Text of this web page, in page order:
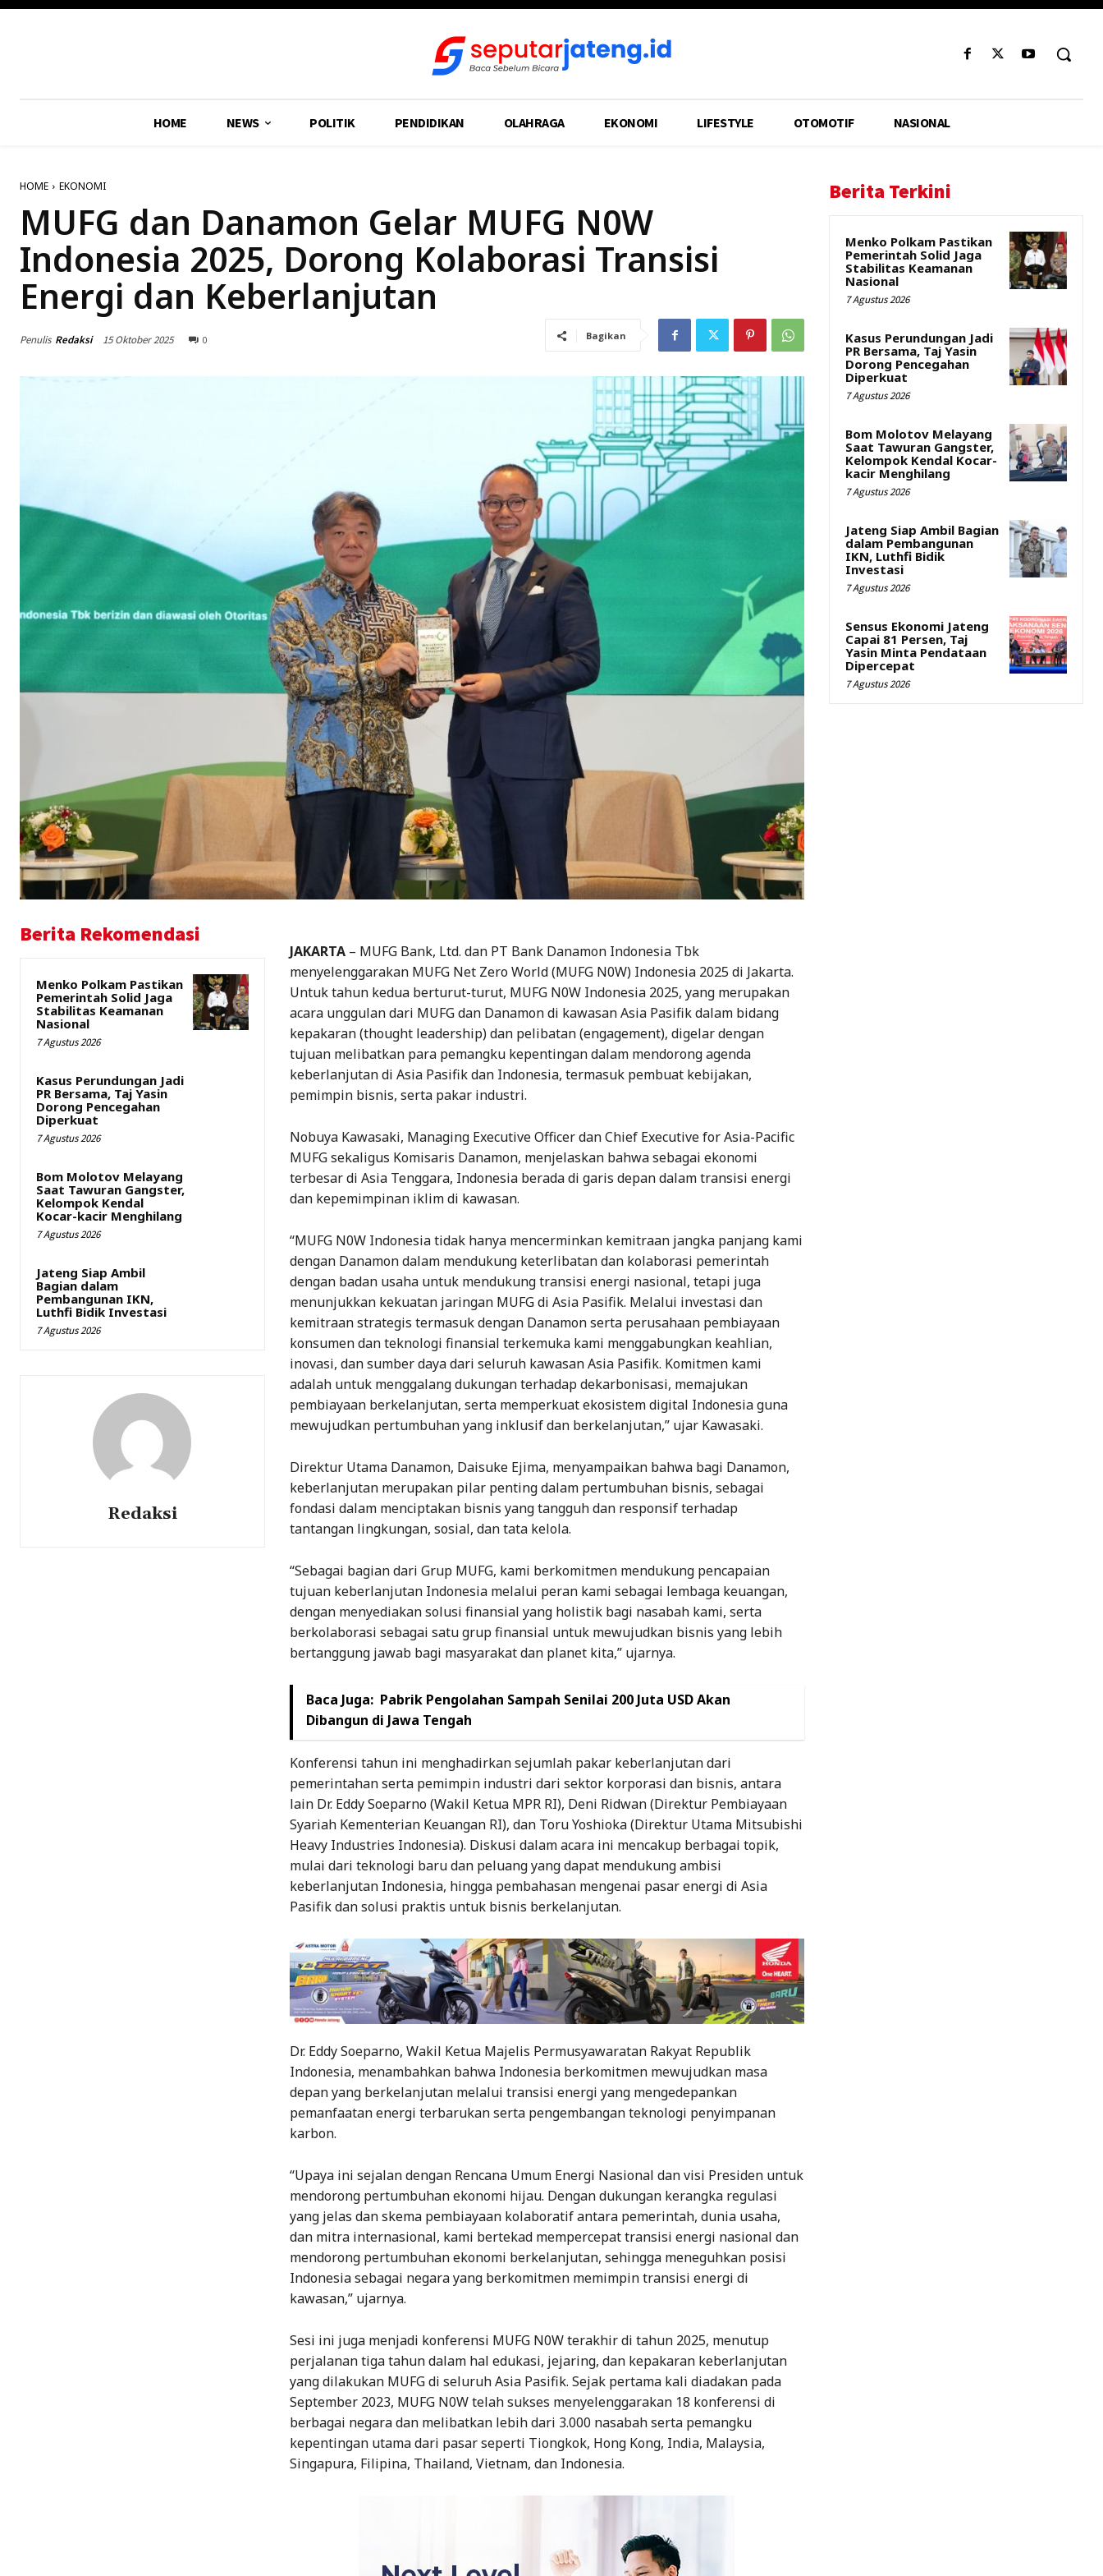
HOME NEWS POLITIK PENDIDIKAN OLAHRAGA EKONOMI LIFESTYLE OTOMOTIF NASIONAL
HOME EKONOMI
MUFG dan Danamon Gelar MUFG N0W
Indonesia 2025, Dorong Kolaborasi Transisi
Energi dan Keberlanjutan
Penulis Redaksi 15 Oktober 2025 0 Bagikan
Berita Rekomendasi
Menko Polkam Pastikan
Pemerintah Solid Jaga
Stabilitas Keamanan
Nasional
7 Agustus 2026
Kasus Perundungan Jadi
PR Bersama, Taj Yasin
Dorong Pencegahan
Diperkuat
7 Agustus 2026
Bom Molotov Melayang
Saat Tawuran Gangster,
Kelompok Kendal
Kocar-kacir Menghilang
7 Agustus 2026
Jateng Siap Ambil
Bagian dalam
Pembangunan IKN,
Luthfi Bidik Investasi
7 Agustus 2026
Redaksi
JAKARTA– MUFG Bank, Ltd. dan PT Bank Danamon Indonesia Tbk
menyelenggarakan MUFG Net Zero World (MUFG N0W) Indonesia 2025 di Jakarta.
Untuk tahun kedua berturut-turut, MUFG N0W Indonesia 2025, yang merupakan
acara unggulan dari MUFG dan Danamon di kawasan Asia Pasifik dalam bidang
kepakaran (thought leadership) dan pelibatan (engagement), digelar dengan
tujuan melibatkan para pemangku kepentingan dalam mendorong agenda
keberlanjutan di Asia Pasifik dan Indonesia, termasuk pembuat kebijakan,
pemimpin bisnis, serta pakar industri.
Nobuya Kawasaki, Managing Executive Officer dan Chief Executive for Asia-Pacific
MUFG sekaligus Komisaris Danamon, menjelaskan bahwa sebagai ekonomi
terbesar di Asia Tenggara, Indonesia berada di garis depan dalam transisi energi
dan kepemimpinan iklim di kawasan.
“MUFG N0W Indonesia tidak hanya mencerminkan kemitraan jangka panjang kami
dengan Danamon dalam mendukung keterlibatan dan kolaborasi pemerintah
dengan badan usaha untuk mendukung transisi energi nasional, tetapi juga
menunjukkan kekuatan jaringan MUFG di Asia Pasifik. Melalui investasi dan
kemitraan strategis termasuk dengan Danamon serta perusahaan pembiayaan
konsumen dan teknologi finansial terkemuka kami menggabungkan keahlian,
inovasi, dan sumber daya dari seluruh kawasan Asia Pasifik. Komitmen kami
adalah untuk menggalang dukungan terhadap dekarbonisasi, memajukan
pembiayaan berkelanjutan, serta memperkuat ekosistem digital Indonesia guna
mewujudkan pertumbuhan yang inklusif dan berkelanjutan,” ujar Kawasaki.
Direktur Utama Danamon, Daisuke Ejima, menyampaikan bahwa bagi Danamon,
keberlanjutan merupakan pilar penting dalam pertumbuhan bisnis, sebagai
fondasi dalam menciptakan bisnis yang tangguh dan responsif terhadap
tantangan lingkungan, sosial, dan tata kelola.
“Sebagai bagian dari Grup MUFG, kami berkomitmen mendukung pencapaian
tujuan keberlanjutan Indonesia melalui peran kami sebagai lembaga keuangan,
dengan menyediakan solusi finansial yang holistik bagi nasabah kami, serta
berkolaborasi sebagai satu grup finansial untuk mewujudkan bisnis yang lebih
bertanggung jawab bagi masyarakat dan planet kita,” ujarnya.
Baca Juga: Pabrik Pengolahan Sampah Senilai 200 Juta USD Akan
Dibangun di Jawa Tengah
Konferensi tahun ini menghadirkan sejumlah pakar keberlanjutan dari
pemerintahan serta pemimpin industri dari sektor korporasi dan bisnis, antara
lain Dr. Eddy Soeparno (Wakil Ketua MPR RI), Deni Ridwan (Direktur Pembiayaan
Syariah Kementerian Keuangan RI), dan Toru Yoshioka (Direktur Utama Mitsubishi
Heavy Industries Indonesia). Diskusi dalam acara ini mencakup berbagai topik,
mulai dari teknologi baru dan peluang yang dapat mendukung ambisi
keberlanjutan Indonesia, hingga pembahasan mengenai pasar energi di Asia
Pasifik dan solusi praktis untuk bisnis berkelanjutan.
Dr. Eddy Soeparno, Wakil Ketua Majelis Permusyawaratan Rakyat Republik
Indonesia, menambahkan bahwa Indonesia berkomitmen mewujudkan masa
depan yang berkelanjutan melalui transisi energi yang mengedepankan
pemanfaatan energi terbarukan serta pengembangan teknologi penyimpanan
karbon.
“Upaya ini sejalan dengan Rencana Umum Energi Nasional dan visi Presiden untuk
mendorong pertumbuhan ekonomi hijau. Dengan dukungan kerangka regulasi
yang jelas dan skema pembiayaan kolaboratif antara pemerintah, dunia usaha,
dan mitra internasional, kami bertekad mempercepat transisi energi nasional dan
mendorong pertumbuhan ekonomi berkelanjutan, sehingga meneguhkan posisi
Indonesia sebagai negara yang berkomitmen memimpin transisi energi di
kawasan,” ujarnya.
Sesi ini juga menjadi konferensi MUFG N0W terakhir di tahun 2025, menutup
perjalanan tiga tahun dalam hal edukasi, jejaring, dan kepakaran keberlanjutan
yang dilakukan MUFG di seluruh Asia Pasifik. Sejak pertama kali diadakan pada
September 2023, MUFG N0W telah sukses menyelenggarakan 18 konferensi di
berbagai negara dan melibatkan lebih dari 3.000 nasabah serta pemangku
kepentingan utama dari pasar seperti Tiongkok, Hong Kong, India, Malaysia,
Singapura, Filipina, Thailand, Vietnam, dan Indonesia.
Berita Terkini
Menko Polkam Pastikan
Pemerintah Solid Jaga
Stabilitas Keamanan
Nasional
7 Agustus 2026
Kasus Perundungan Jadi
PR Bersama, Taj Yasin
Dorong Pencegahan
Diperkuat
7 Agustus 2026
Bom Molotov Melayang
Saat Tawuran Gangster,
Kelompok Kendal Kocar-
kacir Menghilang
7 Agustus 2026
Jateng Siap Ambil Bagian
dalam Pembangunan
IKN, Luthfi Bidik
Investasi
7 Agustus 2026
Sensus Ekonomi Jateng
Capai 81 Persen, Taj
Yasin Minta Pendataan
Dipercepat
7 Agustus 2026